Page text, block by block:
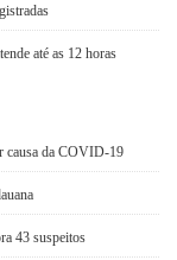
até as 12 horas
causa da COVID-19
43 suspeitos